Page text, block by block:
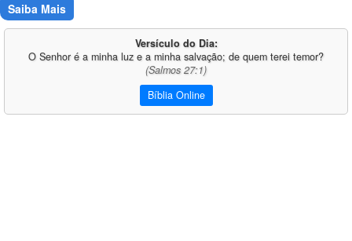
Saiba Mais
Versículo do Dia:
O Senhor é a minha luz e a minha salvação; de quem terei temor?
(Salmos 27:1)
Bíblia Online